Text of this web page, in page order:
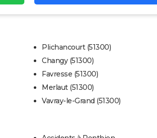
Plichancourt (51300)
Changy (51300)
Favresse (51300)
Merlaut (51300)
Vavray-le-Grand (51300)